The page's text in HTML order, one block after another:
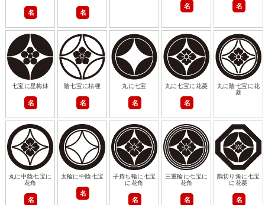
名 名
名 名
七宝に星梅鉢
名
陰七宝に桔梗
名
丸に七宝
名
丸に七宝に花菱
名
丸に陰七宝に花
菱
丸に中陰七宝に
花角
名
太輪に中陰七宝
名
子持ち輪に七宝
に花角
名
三重輪に七宝に
花角
名
隅切り角に七宝
に花菱
名